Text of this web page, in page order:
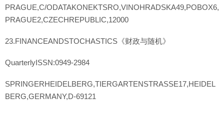
PRAGUE,C/ODATAKONEKTSRO,VINOHRADSKA49,POBOX6,
PRAGUE2,CZECHREPUBLIC,12000
23.FINANCEANDSTOCHASTICS《财政与随机》
QuarterlyISSN:0949-2984
SPRINGERHEIDELBERG,TIERGARTENSTRASSE17,HEIDEL
BERG,GERMANY,D-69121